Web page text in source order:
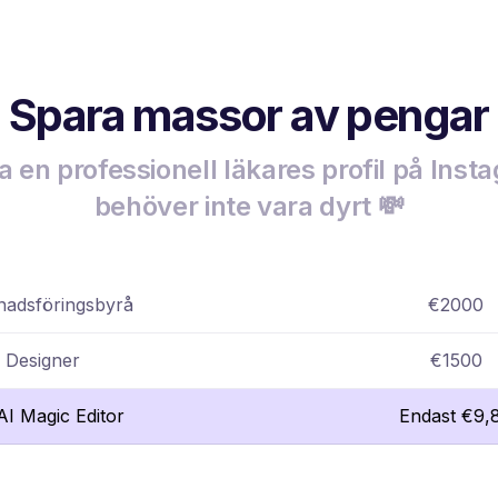
Spara massor av pengar
en professionell läkares profil på
behöver inte vara dyrt 💸
€2000
Designer €1500
Magic Editor Endast